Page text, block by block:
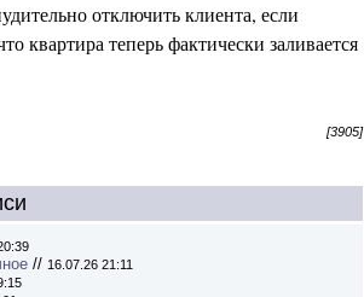
отключить клиента, если
квартира теперь фактически заливается
[3905]
// 16.07.26 21:11